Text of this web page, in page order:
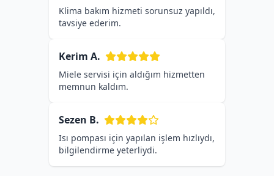
Klima bakım hizmeti sorunsuz yapıldı,
tavsiye ederim.
Kerim A.
Miele servisi için aldığım hizmetten
memnun kaldım.
Sezen B.
Isı pompası için yapılan işlem hızlıydı,
bilgilendirme yeterliydi.